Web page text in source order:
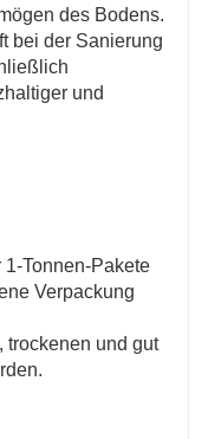
des Bodens.
bei der Sanierung
und
Tonnen-Pakete
Verpackung
trockenen und gut